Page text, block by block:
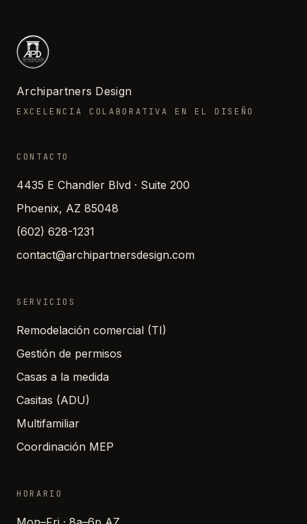
Archipartners Design
EXCELENCIA COLABORATIVA EN EL DISEÑO
CONTACTO
4435 E Chandler Blvd · Suite 200
Phoenix, AZ 85048
(602) 628-1231
contact@archipartnersdesign.com
SERVICIOS
Remodelación comercial (TI)
Gestión de permisos
Casas a la medida
Casitas (ADU)
Multifamiliar
Coordinación MEP
HORARIO